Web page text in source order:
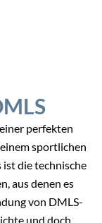
perfekten
sportlichen
die technische
aus denen es
von DMLS-
und doch